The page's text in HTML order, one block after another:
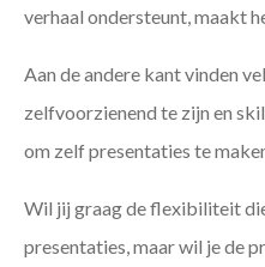
verhaal ondersteunt, maakt
Aan de andere kant vinden
zelfvoorzienend te zijn en
om zelf presentaties te
Wil jij graag de flexibiliteit
presentaties, maar wil je de